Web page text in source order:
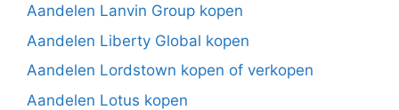
Aandelen Lanvin Group kopen
Aandelen Liberty Global kopen
Aandelen Lordstown kopen of verkopen
Aandelen Lotus kopen